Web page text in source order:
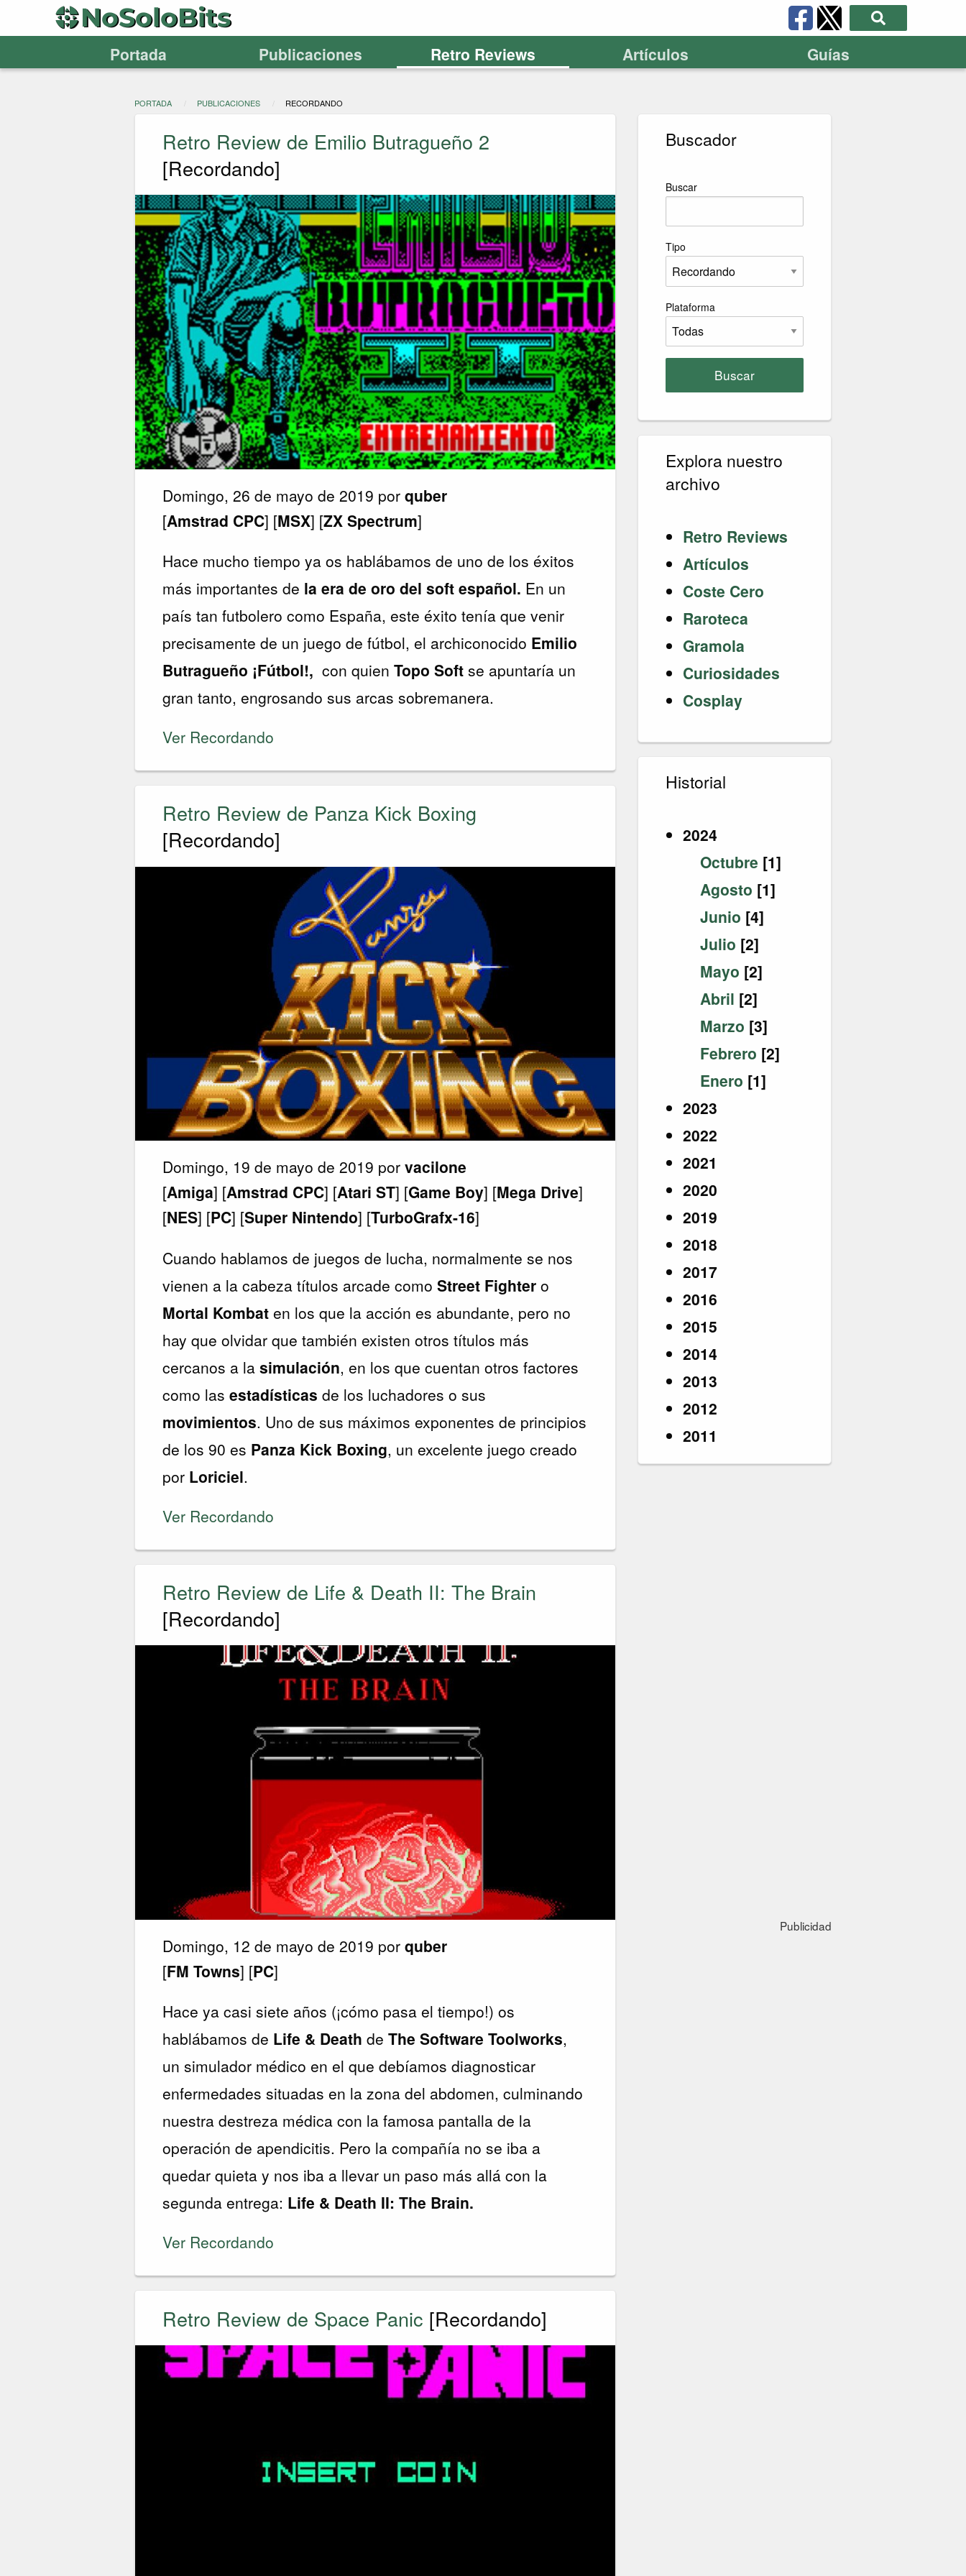
Portada Publicaciones Retro Reviews Artículos Guías
PORTADA PUBLICACIONES RECORDANDO
Buscador
Buscar
Tipo
Plataforma
Buscar
Explora nuestro
archivo
Retro Reviews
Artículos
Coste Cero
Raroteca
Gramola
Curiosidades
Cosplay
Historial
2024
Octubre [1]
Agosto [1]
Junio [4]
Julio [2]
Mayo [2]
Abril [2]
Marzo [3]
Febrero [2]
Enero [1]
2023
2022
2021
2020
2019
2018
2017
2016
2015
2014
2013
2012
2011
Publicidad
Retro Review de Emilio Butragueño 2
[Recordando]
Domingo, 26 de mayo de 2019 porquber
[Amstrad CPC] [MSX] [ZX Spectrum]
Hace mucho tiempo ya os hablábamos de uno de los éxitos
más importantes de la era de oro del soft español. En un
país tan futbolero como España, este éxito tenía que venir
precisamente de un juego de fútbol, el archiconocido Emilio
Butragueño ¡Fútbol!, con quienTopo Soft se apuntaría un
gran tanto, engrosando sus arcas sobremanera.
Ver Recordando
Retro Review de Panza Kick Boxing
[Recordando]
Domingo, 19 de mayo de 2019 porvacilone
[Amiga] [Amstrad CPC] [Atari ST] [Game Boy] [Mega Drive]
[NES] [PC] [Super Nintendo] [TurboGrafx-16]
Cuando hablamos de juegos de lucha, normalmente se nos
vienen a la cabeza títulos arcade comoStreet Fighter o
Mortal Kombat en los que la acción es abundante, pero no
hay que olvidar que también existen otros títulos más
cercanos a lasimulación, en los que cuentan otros factores
como lasestadísticas de los luchadores o sus
movimientos. Uno de sus máximos exponentes de principios
de los 90 es Panza Kick Boxing, un excelente juego creado
por Loriciel.
Ver Recordando
Retro Review de Life & Death II: The Brain
[Recordando]
Domingo, 12 de mayo de 2019 porquber
[FM Towns] [PC]
Hace ya casi siete años (¡cómo pasa el tiempo!) os
hablábamos de Life & Death deThe Software Toolworks,
un simulador médico en el que debíamos diagnosticar
enfermedades situadas en la zona del abdomen, culminando
nuestra destreza médica con la famosa pantalla de la
operación de apendicitis. Pero la compañía no se iba a
quedar quieta y nos iba a llevar un paso más allá con la
segunda entrega: Life & Death II: The Brain.
Ver Recordando
Retro Review de Space Panic [Recordando]